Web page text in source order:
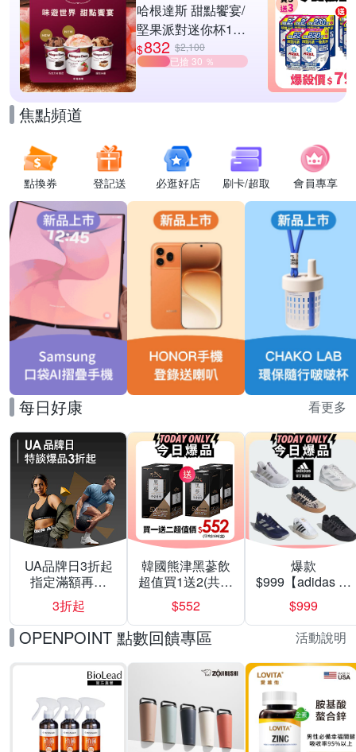
哈根達斯 甜點饗宴/
堅果派對迷你杯16
入組 任選
$832 $2,100
已搶 30 ％
焦點頻道
點換券 登記送 必逛好店 刷卡/超取 會員專享
每日好康 看更多
UA品牌日3折起
指定滿額再折
200
3折起
韓國熊津黑蔘飲
超值買1送2(共24
入組)
$552
爆款
$999【adidas 愛
迪達】男/女 精選
運動鞋休閒鞋 任
選均一價
$999
OPENPOINT 點數回饋專區 活動說明